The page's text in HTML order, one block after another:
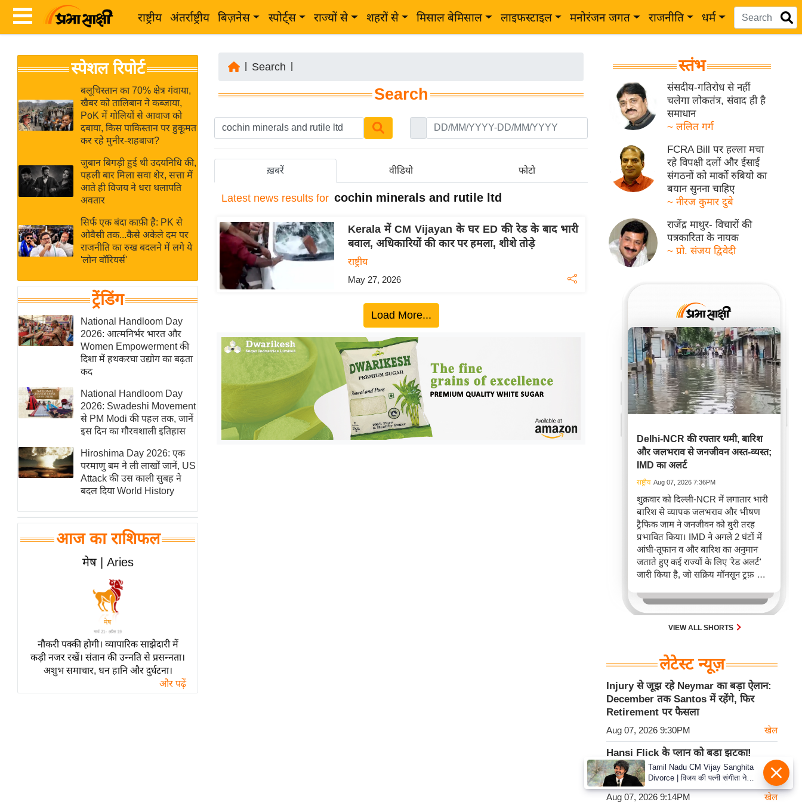
राष्ट्रीय अंतर्राष्ट्रीय बिज़नेस स्पोर्ट्स राज्यों से शहरों से मिसाल बेमिसाल लाइफस्टाइल मनोरंजन जगत राजनीति धर्म
News
Hindi
Hindi
Live
News in
Hindi
News
Hindi
Videos
ब
र
अंतर्राष्ट्रीय
बिज़नेस
उद्योग
विशेषज्ञ
राय
खेल
क्रिकेट
IPL
2026
मिसाल बेमिसाल
शख्सियत
यंग इंडिया
साहित्य जगत
ऑटो वर्ल्ड
न्यूज ब्रीफ
बॉलीवुड
हॉलीवुड
फिल्म समीक्षा
लाइफस्टाइल
टेक्नॉलॉजी
ब्यूटी/फैशन
घरेलू नुस्खे
स्पेशल रिपोर्ट
बलूचिस्तान का 70% क्षेत्र गंवाया,
खैबर को तालिबान ने कब्जाया,
PoK में गोलियों से आवाज को
दबाया, किस पाकिस्तान पर हुकूमत
कर रहे मुनीर-शहबाज?
जुबान बिगड़ी हुई थी उदयनिधि की,
पहली बार मिला सवा शेर, सत्ता में
आते ही विजय ने धरा थलापति
अवतार
सिर्फ एक बंदा काफ़ी है: PK से
ओवैसी तक...कैसे अकेले दम पर
राजनीति का रुख बदलने में लगे ये
'लोन वॉरियर्स'
ट्रेंडिंग
National Handloom Day
2026: आत्मनिर्भर भारत और
Women Empowerment की
दिशा में हथकरघा उद्योग का बढ़ता
कद
National Handloom Day
2026: Swadeshi Movement
से PM Modi की पहल तक, जानें
इस दिन का गौरवशाली इतिहास
Hiroshima Day 2026: एक
परमाणु बम ने ली लाखों जानें, US
Attack की उस काली सुबह ने
बदल दिया World History
आज का राशिफल
मेष | Aries
नौकरी पक्की होगी। व्यापारिक साझेदारी में
कड़ी नजर रखें। संतान की उन्नति से प्रसन्नता।
अशुभ समाचार, धन हानि और दुर्घटना।
और पढ़ें
Search
Search
ख़बरें वीडियो फोटो
Latest news results for cochin minerals and rutile ltd
Kerala में CM Vijayan के घर ED की रेड के बाद भारी
बवाल, अधिकारियों की कार पर हमला, शीशे तोड़े
राष्ट्रीय
May 27, 2026
Load More...
स्तंभ
संसदीय-गतिरोध से नहीं
चलेगा लोकतंत्र, संवाद ही है
समाधान
~ ललित गर्ग
FCRA Bill पर हल्ला मचा
रहे विपक्षी दलों और ईसाई
संगठनों को मार्को रुबियो का
बयान सुनना चाहिए
~ नीरज कुमार दुबे
राजेंद्र माथुर- विचारों की
पत्रकारिता के नायक
~ प्रो. संजय द्विवेदी
Delhi-NCR की रफ्तार थमी, बारिश
और जलभराव से जनजीवन अस्त-व्यस्त;
IMD का अलर्ट
राष्ट्रीय Aug 07, 2026 7:36PM
शुक्रवार को दिल्ली-NCR में लगातार भारी
बारिश से व्यापक जलभराव और भीषण
ट्रैफिक जाम ने जनजीवन को बुरी तरह
प्रभावित किया। IMD ने अगले 2 घंटों में
आंधी-तूफान व और बारिश का अनुमान
जताते हुए कई राज्यों के लिए 'रेड अलर्ट'
जारी किया है, जो सक्रिय मॉनसून ट्रफ़ और
जिससे यातायात बाधित होने के साथ-साथ
सफदरजंग अस्पताल में भी जलभराव की
स्थिति बनी।VIEW ALL SHORTS
लेटेस्ट न्यूज़
Injury से जूझ रहे Neymar का बड़ा ऐलान:
December तक Santos में रहेंगे, फिर
Retirement पर फैसला
Aug 07, 2026 9:30PM खेल
Hansi Flick के प्लान को बड़ा झटका!
Security Reasons से Barcelona ने
टाला 15 August का अभ्यास मुकाबला
Aug 07, 2026 9:14PM खेल
Tamil Nadu CM Vijay Sanghita
Divorce | विजय की पत्नी संगीता ने
वापस ली तलाक की अर्जी, कोर्ट ने मामले
को किया निपटाया